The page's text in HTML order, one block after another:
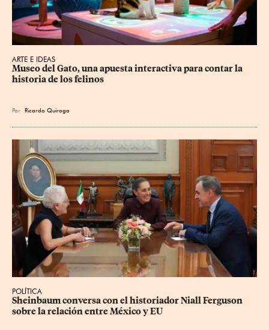
ARTE E IDEAS
Museo del Gato, una apuesta interactiva para contar la
historia de los felinos
Por Ricardo Quiroga
POLÍTICA
Sheinbaum conversa con el historiador Niall Ferguson
sobre la relación entre México y EU